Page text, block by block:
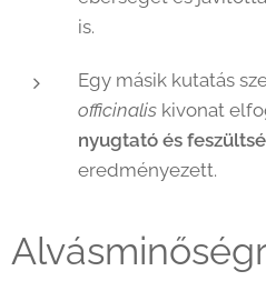
is.
Egy másik kutatás
officinalis kivonat
nyugtató és
eredményezett.